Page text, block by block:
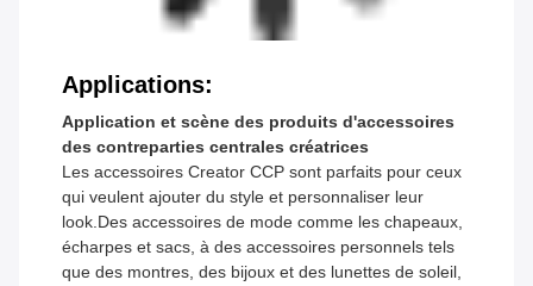
Applications:
Application et scène des produits d'accessoires
des contreparties centrales créatrices
Les accessoires Creator CCP sont parfaits pour ceux
qui veulent ajouter du style et personnaliser leur
look.Des accessoires de mode comme les chapeaux,
écharpes et sacs, à des accessoires personnels tels
que des montres, des bijoux et des lunettes de soleil,